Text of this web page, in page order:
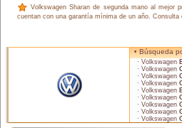
Volkswagen Sharan de segunda mano al mejor
cuentan con una garantía mínima de un año.
• Búsqueda
· Volkswagen
· Volkswagen
· Volkswagen
· Volkswagen
· Volkswagen
· Volkswagen
· Volkswagen
· Volkswagen
· Volkswagen